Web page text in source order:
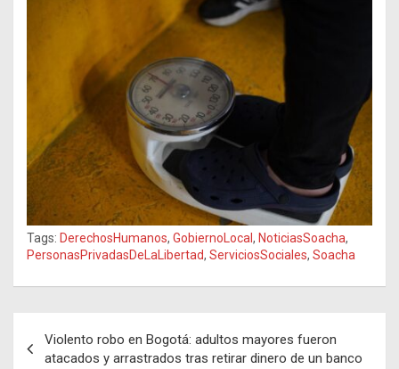
Tags: DerechosHumanos, GobiernoLocal, NoticiasSoacha,
PersonasPrivadasDeLaLibertad, ServiciosSociales, Soacha
de
Violento robo en Bogotá: adultos mayores fueron
atacados y arrastrados tras retirar dinero de un banco